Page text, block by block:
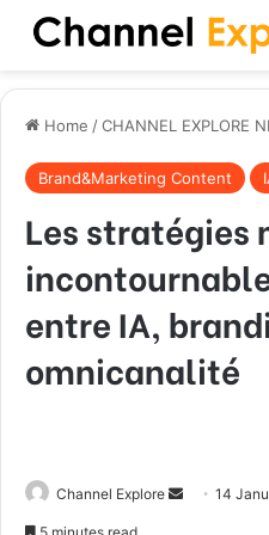
Home /CHANNEL EXPLORE
Brand&Marketing Content
Les stratégies
entre IA,
omnicanalité
Channel Explore 14